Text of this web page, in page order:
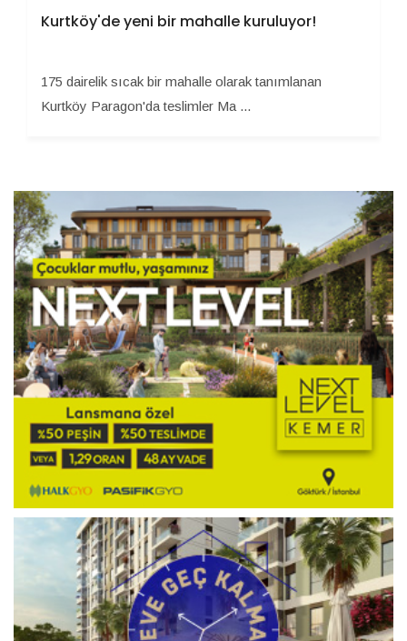
Kurtköy'de yeni bir mahalle kuruluyor!
175 dairelik sıcak bir mahalle olarak tanımlanan
Kurtköy Paragon'da teslimler Ma ...